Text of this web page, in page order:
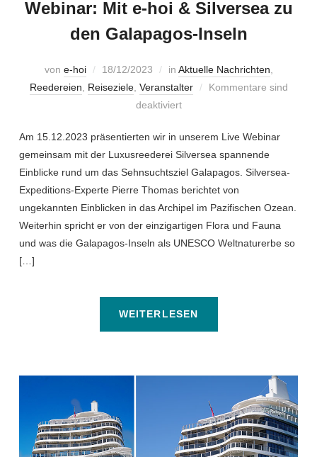
Webinar: Mit e-hoi & Silversea zu
den Galapagos-Inseln
von e-hoi 18/12/2023 in Aktuelle Nachrichten,
Reedereien, Reiseziele, Veranstalter
Kommentare sind
deaktiviert
Am 15.12.2023 präsentierten wir in unserem Live Webinar
gemeinsam mit der Luxusreederei Silversea spannende
Einblicke rund um das Sehnsuchtsziel Galapagos. Silversea-
Expeditions-Experte Pierre Thomas berichtet von
ungekannten Einblicken in das Archipel im Pazifischen Ozean.
Weiterhin spricht er von der einzigartigen Flora und Fauna
und was die Galapagos-Inseln als UNESCO Weltnaturerbe so
[…]
WEITERLESEN